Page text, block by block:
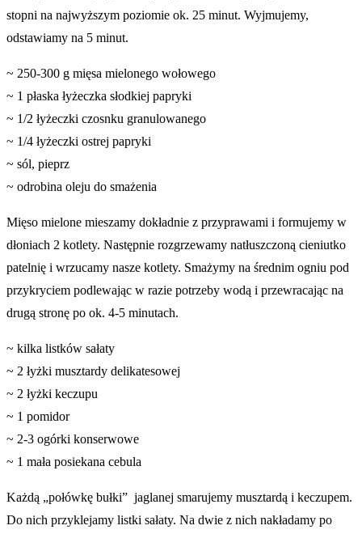
stopni na najwyższym poziomie ok. 25 minut. Wyjmujemy,
odstawiamy na 5 minut.
~ 250-300 g mięsa mielonego wołowego
~ 1 płaska łyżeczka słodkiej papryki
~ 1/2 łyżeczki czosnku granulowanego
~ 1/4 łyżeczki ostrej papryki
~ sól, pieprz
~ odrobina oleju do smażenia
Mięso mielone mieszamy dokładnie z przyprawami i formujemy w
dłoniach 2 kotlety. Następnie rozgrzewamy natłuszczoną cieniutko
patelnię i wrzucamy nasze kotlety. Smażymy na średnim ogniu pod
przykryciem podlewając w razie potrzeby wodą i przewracając na
drugą stronę po ok. 4-5 minutach.
~ kilka listków sałaty
~ 2 łyżki musztardy delikatesowej
~ 2 łyżki keczupu
~ 1 pomidor
~ 2-3 ogórki konserwowe
~ 1 mała posiekana cebula
Każdą „połówkę bułki” jaglanej smarujemy musztardą i keczupem.
Do nich przyklejamy listki sałaty. Na dwie z nich nakładamy po